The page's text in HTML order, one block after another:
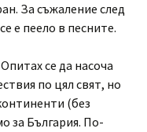
За съжаление след
е пеело в песните.
се да насоча
по цял свят, но
(без
за България. По-